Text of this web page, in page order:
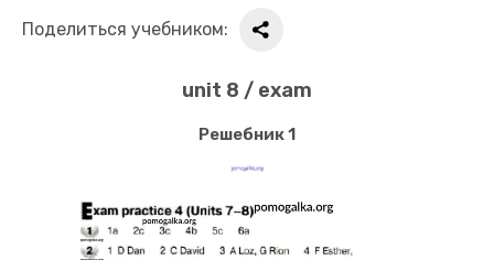
Поделиться учебником:
unit 8 / exam
Решебник 1